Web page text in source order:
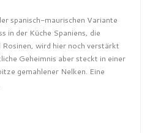
spanisch-maurischen Variante
in der Küche Spaniens, die
wird hier noch verstärkt
Geheimnis aber steckt in einer
gemahlener Nelken. Eine